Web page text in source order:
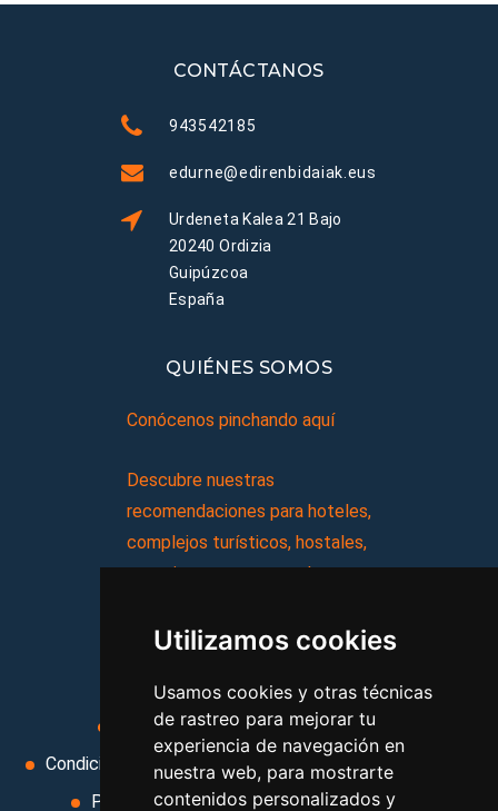
Utilizamos cookies
Usamos cookies y otras técnicas
de rastreo para mejorar tu
experiencia de navegación en
nuestra web, para mostrarte
contenidos personalizados y
CONTÁCTANOS
943542185
edurne@edirenbidaiak.eus
Urdeneta Kalea 21 Bajo
20240 Ordizia
Guipúzcoa
España
QUIÉNES SOMOS
Conócenos pinchando aquí
Descubre nuestras
recomendaciones para hoteles,
complejos turísticos, hostales,
vacaciones, paquetes de
Aviso legal
Condiciones de uso
Condiciones Generales
Ley de Viajes Combinados
Política de privacidad
Uso de cookies